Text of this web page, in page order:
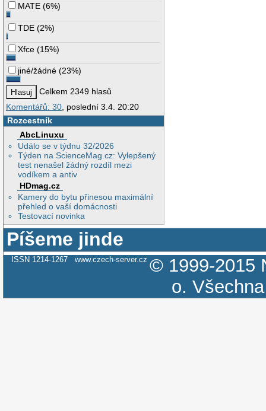
MATE (6%)
TDE (2%)
Xfce (15%)
jiné/žádné (23%)
Celkem 2349 hlasů
Komentářů: 30 , poslední 3.4. 20:20
Rozcestník
AbcLinuxu
Událo se v týdnu 32/2026
Týden na ScienceMag.cz: Vylepšený
test nenašel žádný rozdíl mezi
vodíkem a antiv
HDmag.cz
Kamery do bytu přinesou maximální
přehled o vaší domácnosti
Testovací novinka
Píšeme jinde
ISSN 1214-1267 www.czech-server.cz © 1999-2015
o.